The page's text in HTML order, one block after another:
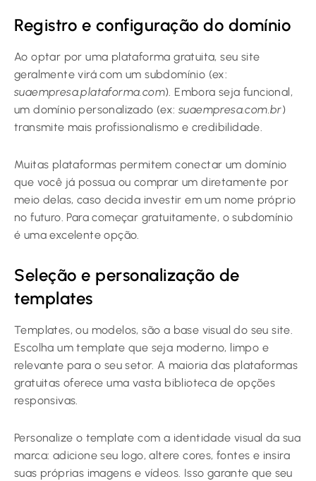
Registro e configuração do domínio
Ao optar por uma plataforma gratuita, seu site
geralmente virá com um subdomínio (ex:
suaempresa.plataforma.com). Embora seja funcional,
um domínio personalizado (ex: suaempresa.com.br)
transmite mais profissionalismo e credibilidade.
Muitas plataformas permitem conectar um domínio
que você já possua ou comprar um diretamente por
meio delas, caso decida investir em um nome próprio
no futuro. Para começar gratuitamente, o subdomínio
é uma excelente opção.
Seleção e personalização de
templates
Templates, ou modelos, são a base visual do seu site.
Escolha um template que seja moderno, limpo e
relevante para o seu setor. A maioria das plataformas
gratuitas oferece uma vasta biblioteca de opções
responsivas.
Personalize o template com a identidade visual da sua
marca: adicione seu logo, altere cores, fontes e insira
suas próprias imagens e vídeos. Isso garante que seu